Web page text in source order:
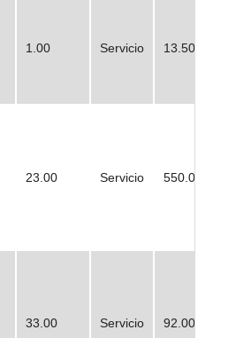
1.00 Servicio
23.00 Servicio 550.000,00
33.00 Servicio 92.000,00